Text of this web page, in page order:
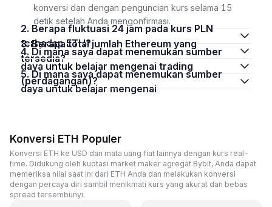
konversi dan dengan penguncian kurs selama 15
detik setelah Anda mengonfirmasi.
2. Berapa fluktuasi 24 jam pada kurs PLN
terhadap ETH?
3. Berapa total jumlah Ethereum yang
tersedia?
4. Di mana saya dapat menemukan sumber
daya untuk belajar mengenai trading
(perdagangan)?
5. Di mana saya dapat menemukan sumber
daya untuk belajar mengenai
Konversi ETH Populer
Konversi ETH ke USD dan mata uang fiat lainnya dengan kurs real-
time. Didukung oleh kuotasi market maker agregat Bybit, Anda dapat
memeriksa nilai saat ini dari ETH Anda dan melakukan konversi
dengan percaya diri sambil menikmati kurs yang akurat dan bebas
spread tersembunyi.